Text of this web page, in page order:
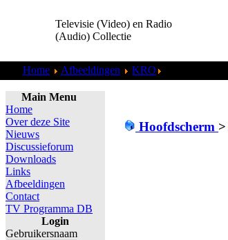
Televisie (Video) en Radio
(Audio) Collectie
Home Afbeeldingen KRO
Main Menu
Home
Over deze Site
Nieuws
Discussieforum
Downloads
Links
Afbeeldingen
Contact
TV Programma DB
Login
Gebruikersnaam
Hoofdscherm >